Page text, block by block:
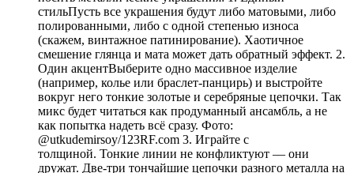
стильПусть все украшения будут либо матовыми, либо
полированными, либо с одной степенью износа
(скажем, винтажное патинирование). Хаотичное
смешение глянца и мата может дать обратный эффект. 2.
Один акцентВыберите одно массивное изделие
(например, колье или браслет-панцирь) и выстройте
вокруг него тонкие золотые и серебряные цепочки. Так
микс будет читаться как продуманный ансамбль, а не
как попытка надеть всё сразу. Фото:
@utkudemirsoy/123RF.com 3. Играйте с
толщиной. Тонкие линии не конфликтуют — они
дружат. Две-три тончайшие цепочки разного металла на